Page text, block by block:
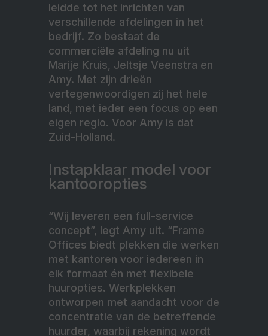
leidde tot het inrichten van
verschillende afdelingen in het
bedrijf. Zo bestaat de
commerciële afdeling nu uit
Marije Kruis, Jeltsje Veenstra en
Amy. Met zijn drieën
vertegenwoordigen zij het hele
land, met ieder een focus op een
eigen regio. Voor Amy is dat
Zuid-Holland.
Instapklaar model voor
kantooropties
“Wij leveren een full-service
concept”, legt Amy uit. “Frame
Offices biedt plekken die werken
met kantoren voor iedereen in
elk formaat én met flexibele
huuropties. Werkplekken
ontworpen met aandacht voor de
concentratie van de betreffende
huurder, waarbij rekening wordt